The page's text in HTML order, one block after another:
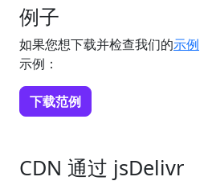
例子
如果您想下载并检查我们的示例
示例：
下载范例
CDN 通过 jsDelivr